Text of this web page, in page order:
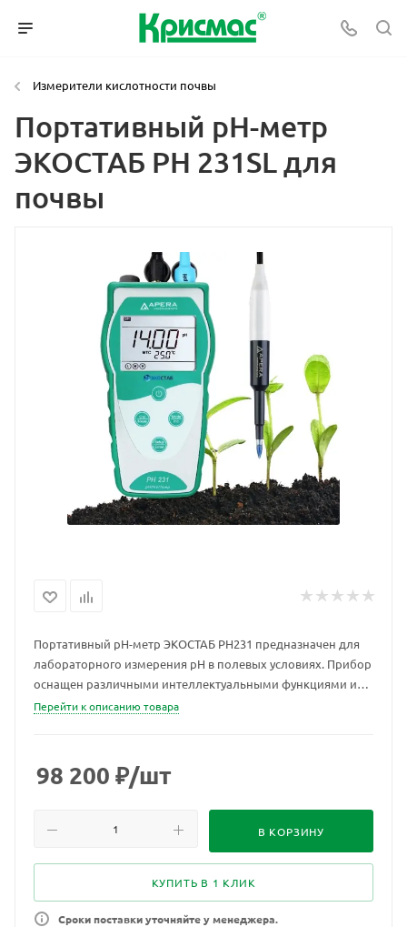
Измерители кислотности почвы
Портативный pH-метр
ЭКОСТАБ PH 231SL для
почвы
Портативный pH-метр ЭКОСТАБ PH231 предназначен для
лабораторного измерения pH в полевых условиях. Прибор
оснащен различными интеллектуальными функциями и
имеет прочную конструкцию.
Перейти к описанию товара
98 200 ₽/шт
В КОРЗИНУ
КУПИТЬ В 1 КЛИК
Сроки поставки уточняйте у менеджера.